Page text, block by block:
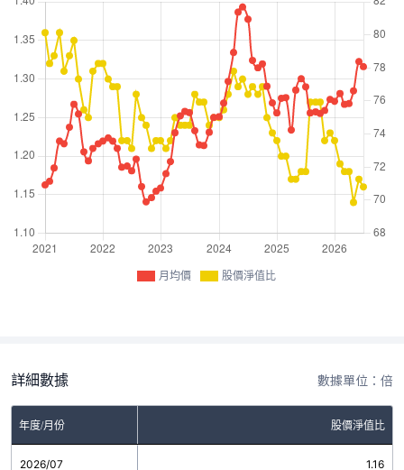
月均價 股價淨值比
詳細數據 數據單位：倍
年度/月份 股價淨值比
2026/07 1.16